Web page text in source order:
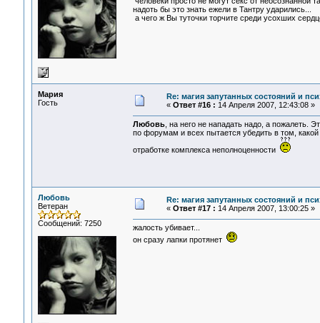
надоть бы это знать ежели в Тантру ударились...
а чего ж Вы туточки торчите среди усохших
Мария
Гость
Re: магия запутанных состояний и
« Ответ #16 : 14 Апреля 2007, 12:43:08 »
Любовь, на него не нападать надо, а пожалеть.
по форумам и всех пытается убедить в том,
отработке комплекса неполноценности
Любовь
Ветеран
Сообщений: 7250
Re: магия запутанных состояний и
« Ответ #17 : 14 Апреля 2007, 13:00:25 »
жалость убивает...
он сразу лапки протянет